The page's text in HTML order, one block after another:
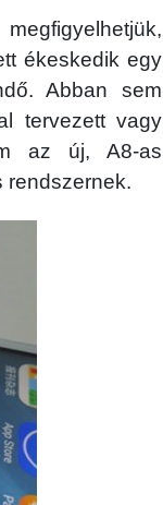
ékeskedik egy
Abban sem
tervezett vagy
az új, A8-as
rendszernek.